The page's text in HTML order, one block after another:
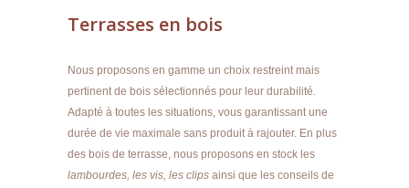
Terrasses en bois
Nous proposons en gamme un choix restreint mais
pertinent de bois sélectionnés pour leur durabilité.
Adapté à toutes les situations, vous garantissant une
durée de vie maximale sans produit à rajouter. En plus
des bois de terrasse, nous proposons en stock les
lambourdes, les vis, les clips ainsi que les conseils de